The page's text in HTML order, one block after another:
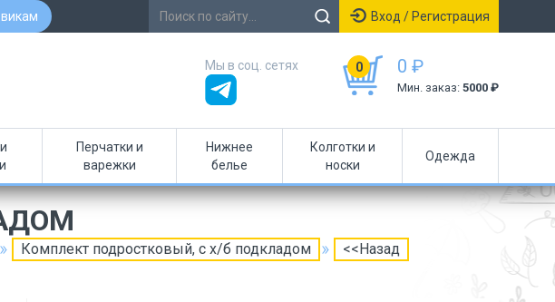
Вход / Регистрация
0 0 ₽
Мин. заказ: 5000 ₽
Мы в соц. сетях
Перчатки и
варежки
Нижнее
белье
Колготки и
носки
Одежда
Комплект подростковый, с х/б подкладом <<Назад